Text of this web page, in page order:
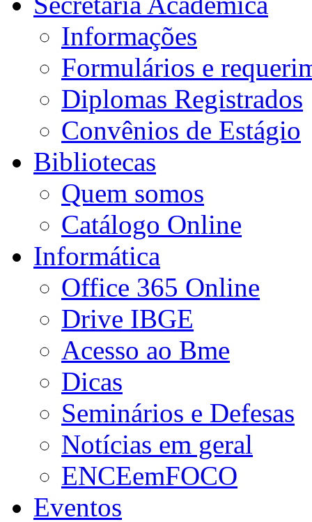
Informações
Formulários e
Diplomas Registrados
Convênios de Estágio
Bibliotecas
Quem somos
Catálogo Online
Informática
Office 365 Online
Drive IBGE
Acesso ao Bme
Dicas
Seminários e Defesas
Notícias em geral
ENCEemFOCO
Eventos